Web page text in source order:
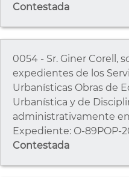
Contestada
0054 - Sr. Giner Corell,
expedientes de los
Urbanísticas Obras de
Urbanística y de
administrativamente en
Expediente: O-89POP-
Contestada